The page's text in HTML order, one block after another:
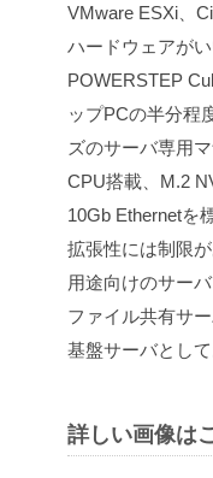
VMware ESXi、
ハードウェアが
POWERSTEP
ップPCの半分程
ズのサーバ専用
CPU搭載、M.2
10Gb Ethernetを
拡張性には制限
用途向けのサー
ファイル共有サ
基盤サーバとして
詳しい画像は